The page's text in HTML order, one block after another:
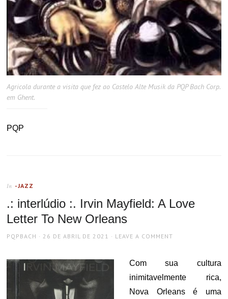
Agricola durante a visita que fez ao Castelo Alte Musik da PQP Bach Corp.
em Ghent.
PQP
In -JAZZ
.: interlúdio :. Irvin Mayfield: A Love
Letter To New Orleans
AUTHOR
PQPBACH
POSTED
26 DE ABRIL DE 2021 LEAVE A COMMENT
Com sua cultura
inimitavelmente rica,
Nova Orleans é uma